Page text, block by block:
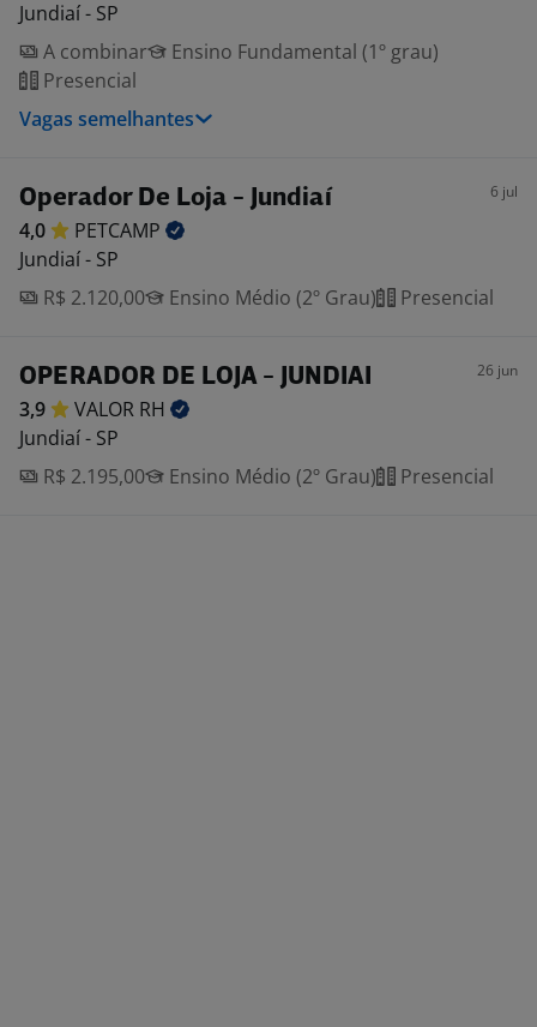
Jundiaí - SP
A combinar
Ensino Fundamental (1º grau)
Presencial
Vagas semelhantes
Operador De Loja - Jundiaí 6 jul
4,0
PETCAMP
Jundiaí - SP
R$ 2.120,00
Ensino Médio (2º Grau) Presencial
OPERADOR DE LOJA - JUNDIAI 26 jun
3,9 VALOR RH
Jundiaí - SP
R$ 2.195,00
Ensino Médio (2º Grau) Presencial